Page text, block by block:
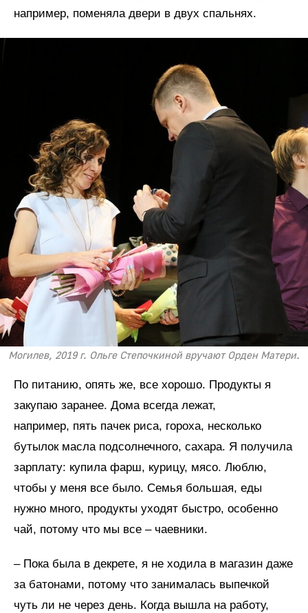
например, поменяла двери в двух спальнях.
Могилев, 2019 г. Ольге Степочкиной вручают Орден Матери.
По питанию, опять же, все хорошо. Продукты я
закупаю заранее. Дома всегда лежат,
например, пять пачек риса, гороха, несколько
бутылок масла подсолнечного, сахара. Я получила
зарплату: купила фарш, курицу, мясо. Люблю,
чтобы у меня все было. Семья большая, еды
нужно много, продукты уходят быстро, особенно
чай, потому что мы все – чаевники.
– Пока была в декрете, я не ходила в магазин даже
за батонами, потому что занималась выпечкой
чуть ли не через день. Когда вышла на работу,